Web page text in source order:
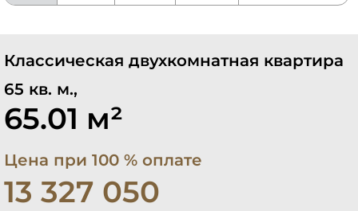
Классическая двухкомнатная квартира
65 кв. м.,
65.01 м²
Цена при 100 % оплате
13 327 050